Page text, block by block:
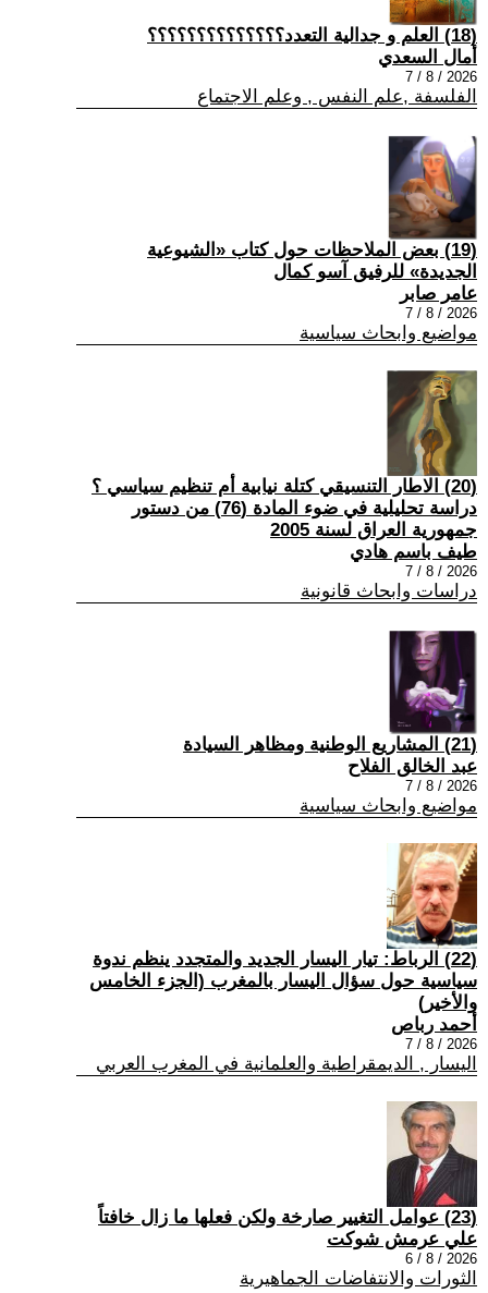
(18) العلم و جدالية التعدد؟؟؟؟؟؟؟؟؟؟؟؟؟؟
أمال السعدي
2026 / 8 / 7
الفلسفة ,علم النفس , وعلم الاجتماع
(19) بعض الملاحظات حول كتاب «الشيوعية
الجديدة» للرفيق آسو كمال
عامر صابر
2026 / 8 / 7
مواضيع وابحاث سياسية
(20) الاطار التنسيقي كتلة نيابية أم تنظيم سياسي ؟
دراسة تحليلية في ضوء المادة (76) من دستور
جمهورية العراق لسنة 2005
طيف باسم هادي
2026 / 8 / 7
دراسات وابحاث قانونية
(21) المشاريع الوطنية ومظاهر السيادة
عبد الخالق الفلاح
2026 / 8 / 7
مواضيع وابحاث سياسية
(22) الرباط: تيار اليسار الجديد والمتجدد ينظم ندوة
سياسية حول سؤال اليسار بالمغرب (الجزء الخامس
والأخير)
أحمد رباص
2026 / 8 / 7
اليسار , الديمقراطية والعلمانية في المغرب العربي
(23) عوامل التغيير صارخة ولكن فعلها ما زال خافتاً
علي عرمش شوكت
2026 / 8 / 6
الثورات والانتفاضات الجماهيرية